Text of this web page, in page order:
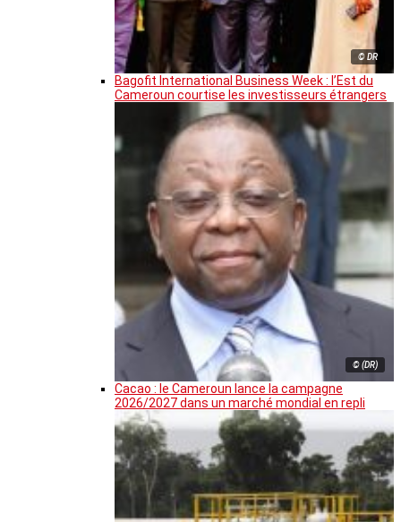
© DR
Bagofit International Business Week : l’Est du
Cameroun courtise les investisseurs étrangers
© (DR)
Cacao : le Cameroun lance la campagne
2026/2027 dans un marché mondial en repli